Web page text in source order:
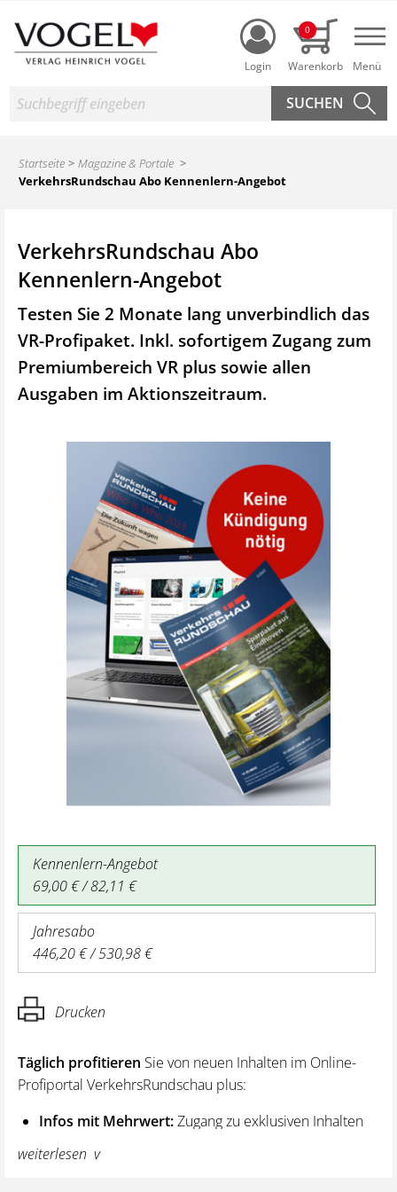
Login
0
Suche
Startseite
Magazine & Portale
VerkehrsRundschau Abo Kennenlern-Angebot
VerkehrsRundschau Abo
Kennenlern-Angebot
Testen Sie 2 Monate lang unverbindlich das
VR-Profipaket. Inkl. sofortigem Zugang zum
Premiumbereich VR plus sowie allen
Ausgaben im Aktionszeitraum.
Kennenlern-Angebot
69,00 € / 82,11 €
Jahresabo
446,20 € / 530,98 €
Drucken
Täglich profitieren Sie von neuen Inhalten im Online-
Profiportal VerkehrsRundschau plus:
Infos mit Mehrwert:Zugang zu exklusiven Inhalten
und Hintergrundwissen – von aktuellen Regelungen
wie z. B. bei den Lenk- und Ruhezeiten,
weiterlesen